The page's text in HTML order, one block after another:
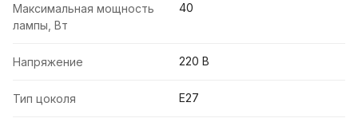
Максимальная мощность
лампы, Вт
40
Напряжение 220 В
Тип цоколя E27